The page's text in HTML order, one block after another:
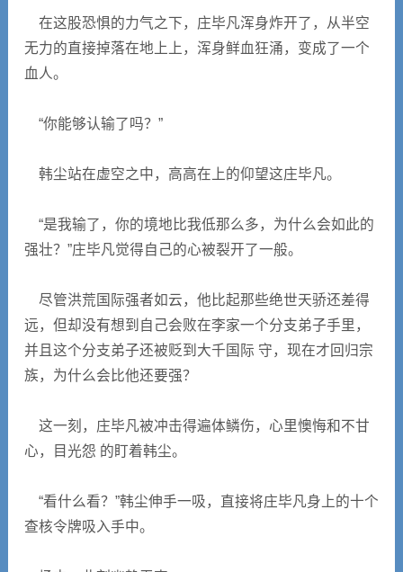
在这股恐惧的力气之下，庄毕凡浑身炸开了，从半空
无力的直接掉落在地上上，浑身鲜血狂涌，变成了一个
血人。
“你能够认输了吗？”
韩尘站在虚空之中，高高在上的仰望这庄毕凡。
“是我输了，你的境地比我低那么多，为什么会如此的
强壮？”庄毕凡觉得自己的心被裂开了一般。
尽管洪荒国际强者如云，他比起那些绝世天骄还差得
远，但却没有想到自己会败在李家一个分支弟子手里，
并且这个分支弟子还被贬到大千国际 守，现在才回归宗
族，为什么会比他还要强？
这一刻，庄毕凡被冲击得遍体鳞伤，心里懊悔和不甘
心，目光怨 的盯着韩尘。
“看什么看？”韩尘伸手一吸，直接将庄毕凡身上的十个
查核令牌吸入手中。